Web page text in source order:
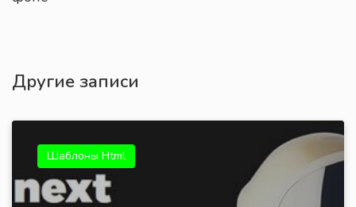
Другие записи
Шаблоны Html